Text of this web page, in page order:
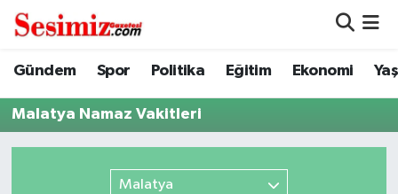
Gündem Spor Politika Eğitim Ekonomi
Malatya Namaz Vakitleri
Malatya
Dünya
Eğitim
Nöbetçi Eczaneler
Hava Durumu